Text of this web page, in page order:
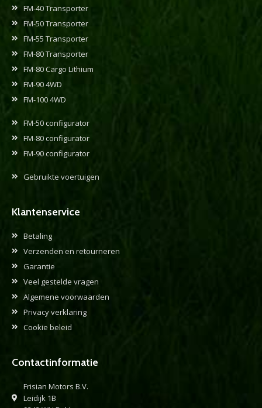
FM-40 Transporter
FM-50 Transporter
FM-55 Transporter
FM-80 Transporter
FM-80 Cargo Lithium
FM-90 4WD
FM-100 4WD
FM-50 configurator
FM-80 configurator
FM-90 configurator
Gebruikte voertuigen
Klantenservice
Betaling
Verzenden en retourneren
Garantie
Veel gestelde vragen
Algemene voorwaarden
Privacy verklaring
Cookie beleid
Contactinformatie
Frisian Motors B.V.
Leidijk 1B